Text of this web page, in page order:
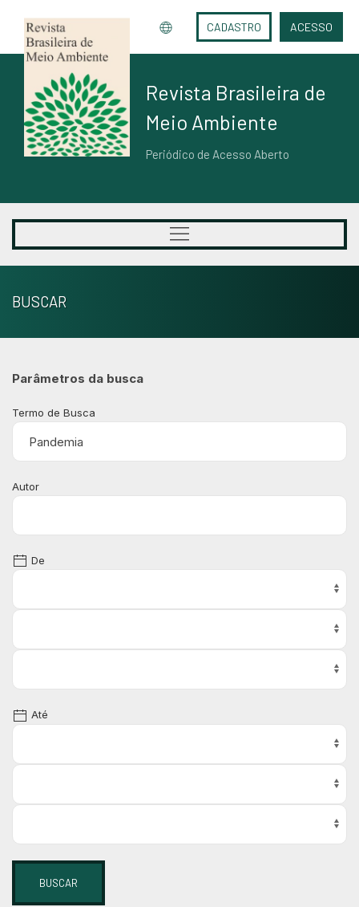
CADASTRO ACESSO
Revista Brasileira de
Meio Ambiente
Periódico de Acesso Aberto
BUSCAR
Parâmetros da busca
Termo de Busca
Autor
De
Até
BUSCAR